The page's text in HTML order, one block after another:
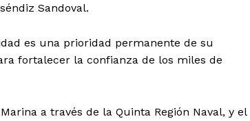
Sandoval.
es una prioridad permanente de su
fortalecer la confianza de los miles de
a través de la Quinta Región Naval, y el